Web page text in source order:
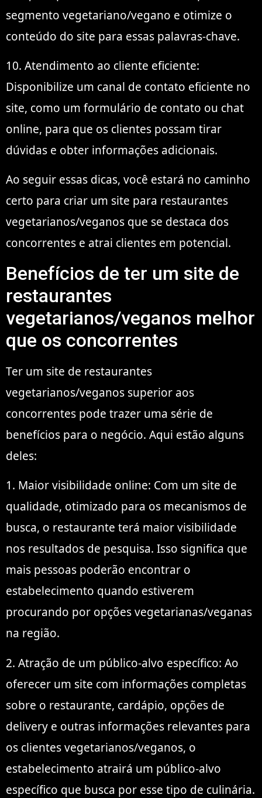
segmento vegetariano/vegano e otimize o
conteúdo do site para essas palavras-chave.
10. Atendimento ao cliente eficiente:
Disponibilize um canal de contato eficiente no
site, como um formulário de contato ou chat
online, para que os clientes possam tirar
dúvidas e obter informações adicionais.
Ao seguir essas dicas, você estará no caminho
certo para criar um site para restaurantes
vegetarianos/veganos que se destaca dos
concorrentes e atrai clientes em potencial.
Benefícios de ter um site de
restaurantes
vegetarianos/veganos melhor
que os concorrentes
Ter um site de restaurantes
vegetarianos/veganos superior aos
concorrentes pode trazer uma série de
benefícios para o negócio. Aqui estão alguns
deles:
1. Maior visibilidade online: Com um site de
qualidade, otimizado para os mecanismos de
busca, o restaurante terá maior visibilidade
nos resultados de pesquisa. Isso significa que
mais pessoas poderão encontrar o
estabelecimento quando estiverem
procurando por opções vegetarianas/veganas
na região.
2. Atração de um público-alvo específico: Ao
oferecer um site com informações completas
sobre o restaurante, cardápio, opções de
delivery e outras informações relevantes para
os clientes vegetarianos/veganos, o
estabelecimento atrairá um público-alvo
específico que busca por esse tipo de culinária.